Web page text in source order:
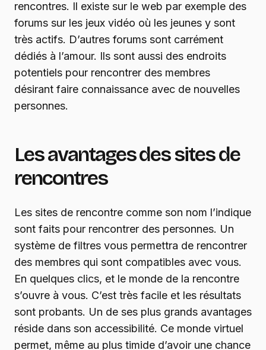
rencontres. Il existe sur le web par exemple des
forums sur les jeux vidéo où les jeunes y sont
très actifs. D’autres forums sont carrément
dédiés à l’amour. Ils sont aussi des endroits
potentiels pour rencontrer des membres
désirant faire connaissance avec de nouvelles
personnes.
Les avantages des sites de
rencontres
Les sites de rencontre comme son nom l’indique
sont faits pour rencontrer des personnes. Un
système de filtres vous permettra de rencontrer
des membres qui sont compatibles avec vous.
En quelques clics, et le monde de la rencontre
s’ouvre à vous. C’est très facile et les résultats
sont probants. Un de ses plus grands avantages
réside dans son accessibilité. Ce monde virtuel
permet, même au plus timide d’avoir une chance